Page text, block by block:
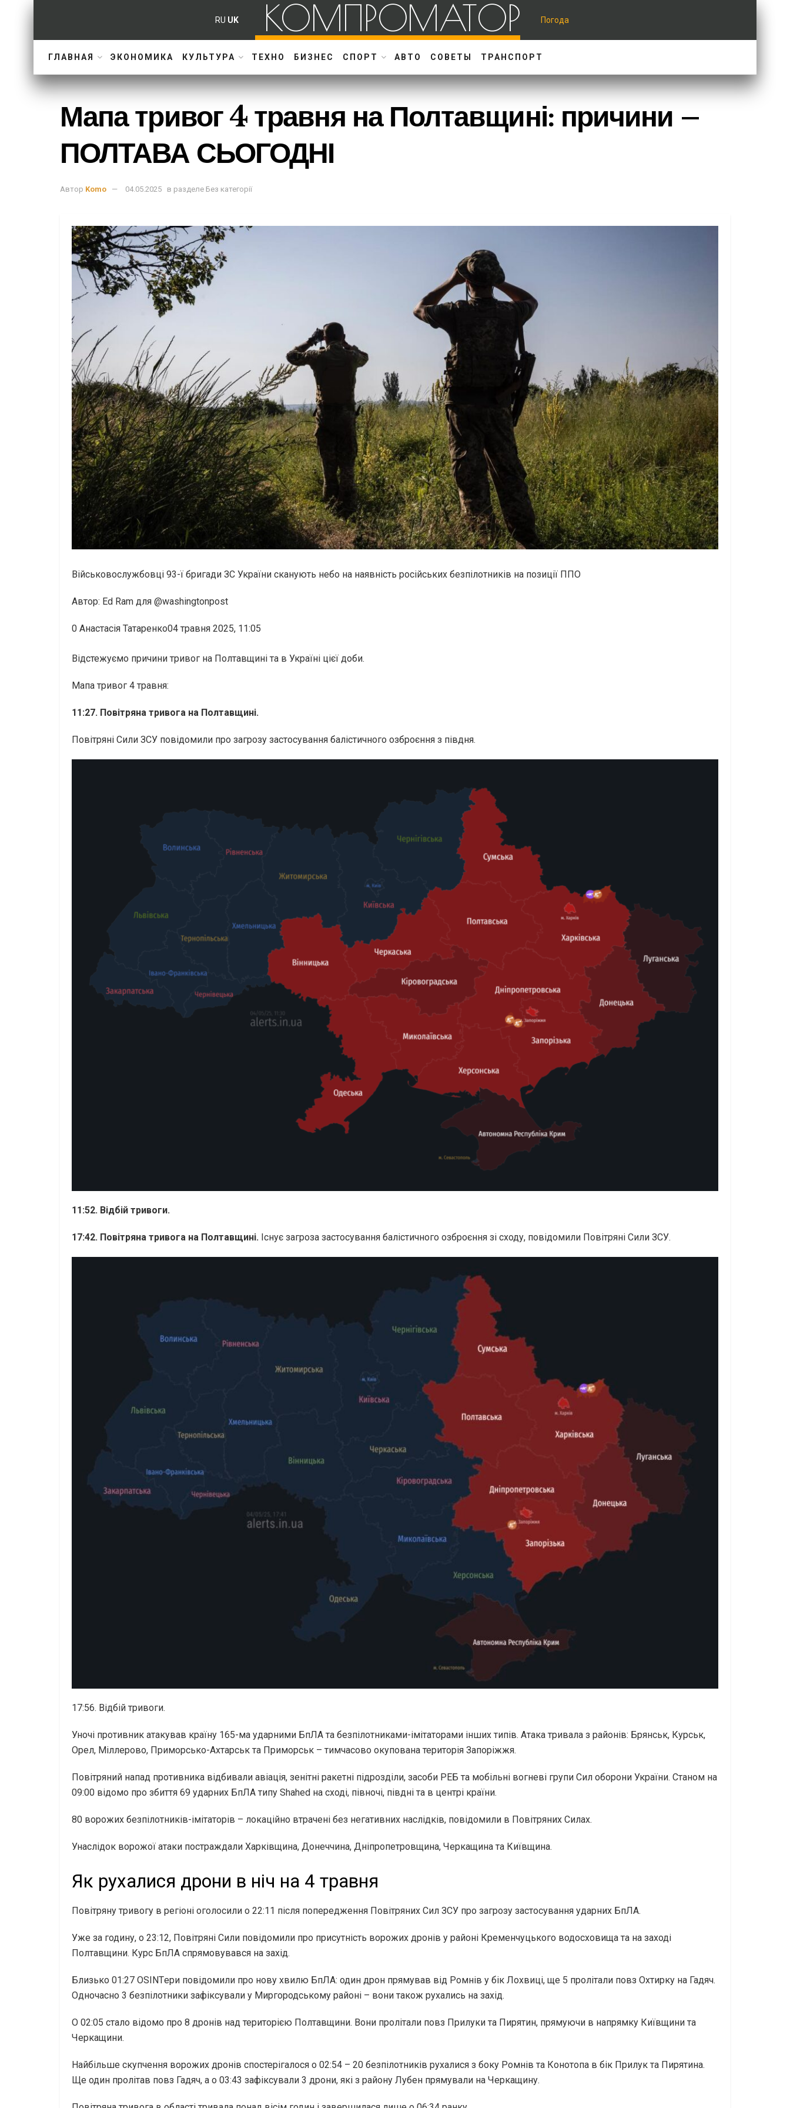
RU UK КОМПРОМАТОР Погода
ГЛАВНАЯ ЭКОНОМИКА КУЛЬТУРА ТЕХНО БИЗНЕС СПОРТ АВТО СОВЕТЫ ТРАНСПОРТ
Мапа тривог 4 травня на Полтавщині: причини –
ПОЛТАВА СЬОГОДНІ
Автор Komo 04.05.2025 в разделе Без категорії
Військовослужбовці 93-ї бригади ЗС України сканують небо на наявність російських безпілотників на позиції ППО
Автор: Ed Ram для @washingtonpost
0 Анастасія Татаренко04 травня 2025, 11:05
Відстежуємо причини тривог на Полтавщині та в Україні цієї доби.
Мапа тривог 4 травня:
11:27. Повітряна тривога на Полтавщині.
Повітряні Сили ЗСУ повідомили про загрозу застосування балістичного озброєння з півдня.
11:52. Відбій тривоги.
17:42. Повітряна тривога на Полтавщині. Існує загроза застосування балістичного озброєння зі сходу, повідомили Повітряні Сили ЗСУ.
17:56. Відбій тривоги.
Уночі противник атакував країну 165-ма ударними БпЛА та безпілотниками-імітаторами інших типів. Атака тривала з районів: Брянськ, Курськ,
Орел, Міллерово, Приморсько-Ахтарськ та Приморськ – тимчасово окупована територія Запоріжжя.
Повітряний напад противника відбивали авіація, зенітні ракетні підрозділи, засоби РЕБ та мобільні вогневі групи Сил оборони України. Станом на
09:00 відомо про збиття 69 ударних БпЛА типу Shahed на сході, півночі, півдні та в центрі країни.
80 ворожих безпілотників-імітаторів – локаційно втрачені без негативних наслідків, повідомили в Повітряних Силах.
Унаслідок ворожої атаки постраждали Харківщина, Донеччина, Дніпропетровщина, Черкащина та Київщина.
Як рухалися дрони в ніч на 4 травня
Повітряну тривогу в регіоні оголосили о 22:11 після попередження Повітряних Сил ЗСУ про загрозу застосування ударних БпЛА.
Уже за годину, о 23:12, Повітряні Сили повідомили про присутність ворожих дронів у районі Кременчуцького водосховища та на заході
Полтавщини. Курс БпЛА спрямовувався на захід.
Близько 01:27 OSINTери повідомили про нову хвилю БпЛА: один дрон прямував від Ромнів у бік Лохвиці, ще 5 пролітали повз Охтирку на Гадяч.
Одночасно 3 безпілотники зафіксували у Миргородському районі – вони також рухались на захід.
О 02:05 стало відомо про 8 дронів над територією Полтавщини. Вони пролітали повз Прилуки та Пирятин, прямуючи в напрямку Київщини та
Черкащини.
Найбільше скупчення ворожих дронів спостерігалося о 02:54 – 20 безпілотників рухалися з боку Ромнів та Конотопа в бік Прилук та Пирятина.
Ще один пролітав повз Гадяч, а о 03:43 зафіксували 3 дрони, які з району Лубен прямували на Черкащину.